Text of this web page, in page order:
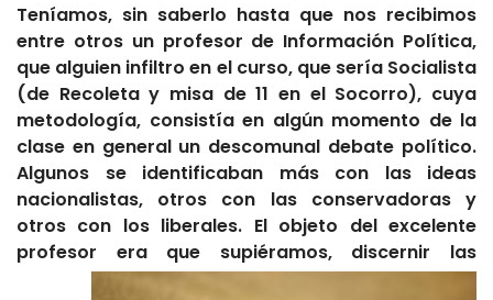
Teníamos, sin saberlo hasta que nos recibimos
entre otros un profesor de Información Política,
que alguien infiltro en el curso, que sería Socialista
(de Recoleta y misa de 11 en el Socorro), cuya
metodología, consistía en algún momento de la
clase en general un descomunal debate político.
Algunos se identificaban más con las ideas
nacionalistas, otros con las conservadoras y
otros con los liberales. El objeto del excelente
profesor era que supiéramos, discernir las